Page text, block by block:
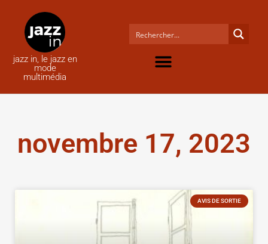
jazz in, le jazz en
mode
multimédia
novembre 17, 2023
AVIS DE SORTIE